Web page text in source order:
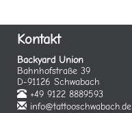
Kontakt
Backyard Union
Bahnhofstraße 39
D-91126 Schwabach
+49 9122 8889593
info@tattooschwabach.de